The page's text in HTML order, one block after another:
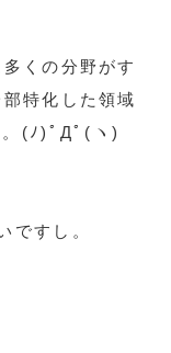
くの分野がす
特化した領域
。(ﾉ)ﾟДﾟ(ヽ)
ですし。